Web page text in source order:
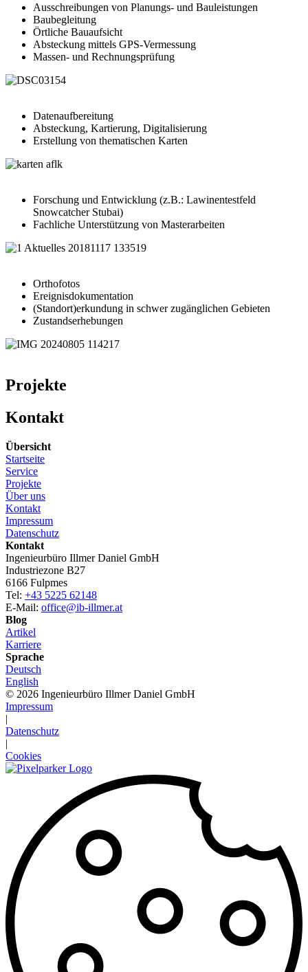
Ausschreibungen von Planungs- und Bauleistungen
Baubegleitung
Örtliche Bauaufsicht
Absteckung mittels GPS-Vermessung
Massen- und Rechnungsprüfung
Datenaufbereitung
Absteckung, Kartierung, Digitalisierung
Erstellung von thematischen Karten
Forschung und Entwicklung (z.B.: Lawinentestfeld
Snowcatcher Stubai)
Fachliche Unterstützung von Masterarbeiten
Orthofotos
Ereignisdokumentation
(Standort)erkundung in schwer zugänglichen Gebieten
Zustandserhebungen
Projekte
Kontakt
Übersicht
Startseite
Service
Projekte
Über uns
Kontakt
Impressum
Datenschutz
Kontakt
Ingenieurbüro Illmer Daniel GmbH
Industriezone B27
6166 Fulpmes
Tel: +43 5225 62148
E-Mail: office@ib-illmer.at
Blog
Artikel
Karriere
Sprache
Deutsch
English
© 2026 Ingenieurbüro Illmer Daniel GmbH
Impressum
|
Datenschutz
|
Cookies